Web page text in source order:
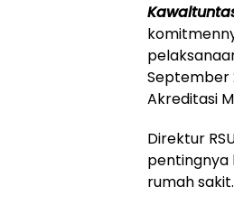
September
Akreditasi
Direktur
pentingnya
rumah sakit.